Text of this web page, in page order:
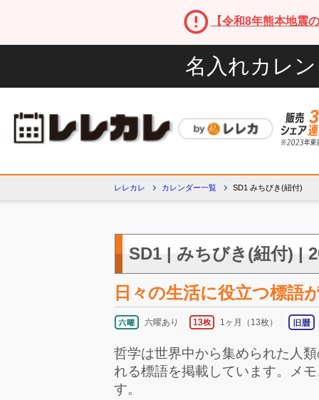
【令和8年熊本地震
名入れカレ
レレカレ カレンダー一覧 SD1 みちびき(紐付)
SD1 | みちびき(紐付) |
日々の生活に役立つ標語
六曜あり 1ヶ月（13枚）
哲学は世界中から集められた人
れる標語を掲載しています。メ
す。